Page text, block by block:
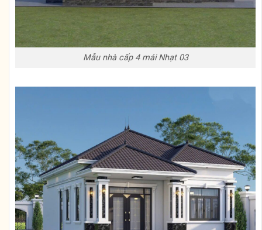
Mẫu nhà cấp 4 mái Nhạt 03